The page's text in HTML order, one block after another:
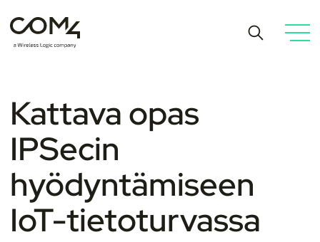
Kattava opas
IPSecin
hyödyntämiseen
IoT-tietoturvassa